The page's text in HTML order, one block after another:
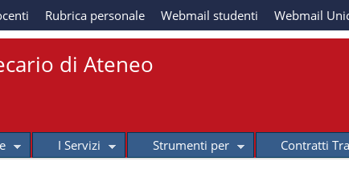
Salta al contenuto
principale
Rubrica personale Webmail studenti Webmail
di Ateneo
I Servizi Strumenti per Contratti